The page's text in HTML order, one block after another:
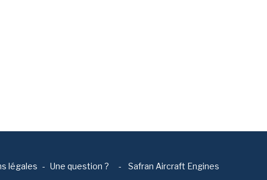
légales Une question ? - Safran Aircraft Engines